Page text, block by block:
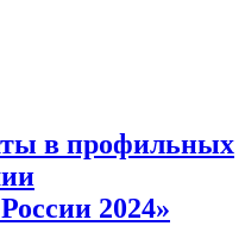
в профильных
2024»